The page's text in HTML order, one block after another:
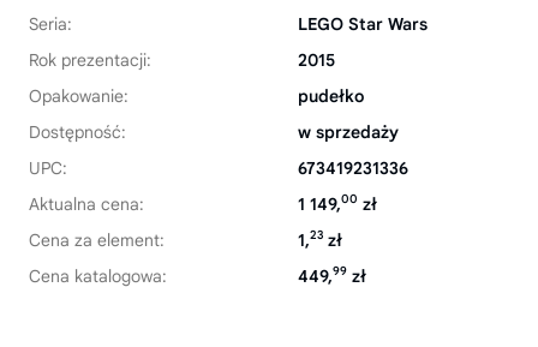
Seria:
LEGO Star Wars
Rok prezentacji:
2015
Opakowanie:
pudełko
Dostępność:
w sprzedaży
UPC:
673419231336
Aktualna cena:
1 149,00 zł
Cena za element:
1,23 zł
Cena katalogowa:
449,99 zł